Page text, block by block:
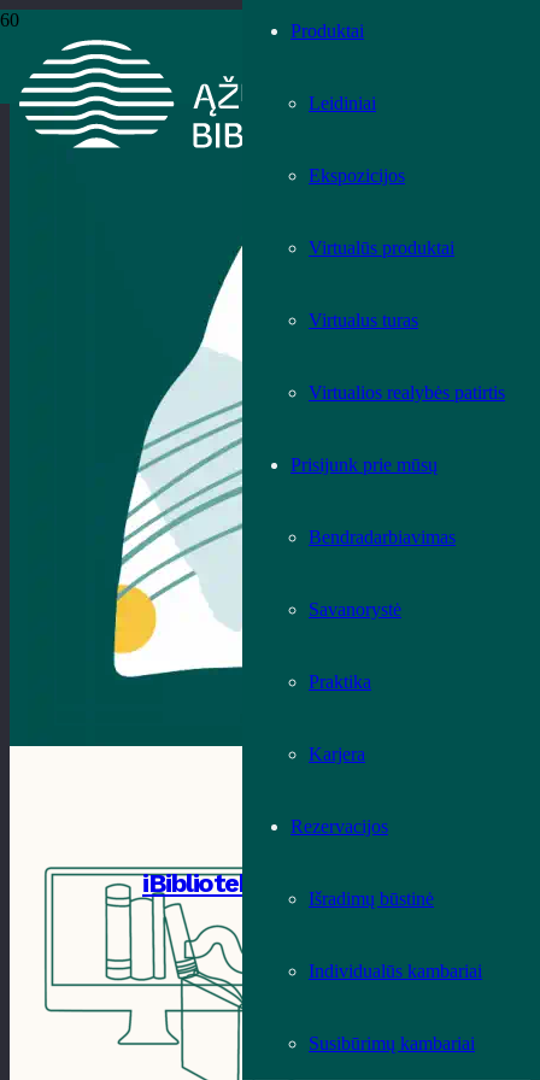
Produktai
Leidiniai
Ekspozicijos
Virtualūs produktai
Virtualus turas
Virtualios realybės patirtis
Prisijunk prie mūsų
Bendradarbiavimas
Savanorystė
Praktika
Karjera
Rezervacijos
Išradimų būstinė
Individualūs kambariai
Susibūrimų kambariai
iBiblioteka